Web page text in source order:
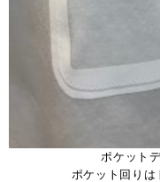
ポケット
ポケット回りは